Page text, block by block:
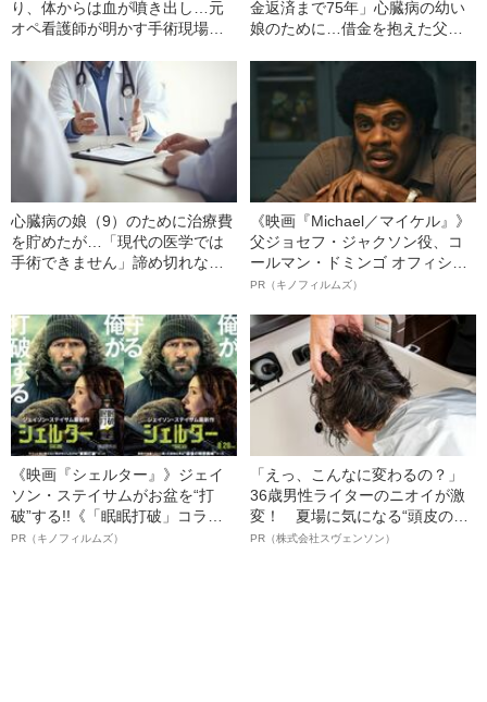
り、体からは血が噴き出し…元
オペ看護師が明かす手術現場
金返済まで75年」心臓病の幼い
娘のために…借金を抱えた父親
心臓病の娘（9）のために治療費
を貯めたが…「現代の医学では
手術できません」諦め切れない
《映画『Michael／マイケル』》
父ジョセフ・ジャクソン役、コ
ールマン・ドミンゴ オフィシャ
ルインタビュー“観客を魅了した
語る”《日本興収70億円突破》
PR（キノフィルムズ）
《映画『シェルター』》ジェイ
ソン・ステイサムがお盆を“打
破”する!!《「眠眠打破」コラ
ボ》
PR（キノフィルムズ）
「えっ、こんなに変わるの？」
36歳男性ライターのニオイが激
変！ 夏場に気になる“頭皮のニ
オイ”や“ベタつき”を解消す
PR（株式会社スヴェンソン）